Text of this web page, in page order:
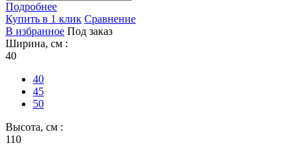
Подробнее
Купить в 1 клик Сравнение
В избранное Под заказ
Ширина, см :
40
40
45
50
Высота, см :
110